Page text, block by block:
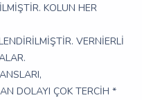
KOLUN HER
VERNİERLİ
DOLAYI ÇOK TERCİH *